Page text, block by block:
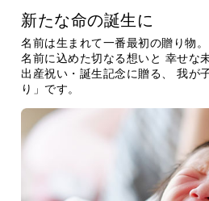
新たな命の誕生に
名前は生まれて一番最初の贈り物。
名前に込めた切なる想いと 幸せな
出産祝い・誕生記念に贈る、
我が
り」です。